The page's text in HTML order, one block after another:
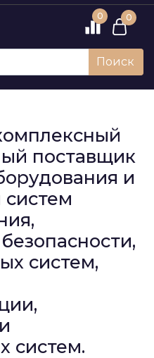
0 0
Поиск
поставщик
и
систем,
систем.